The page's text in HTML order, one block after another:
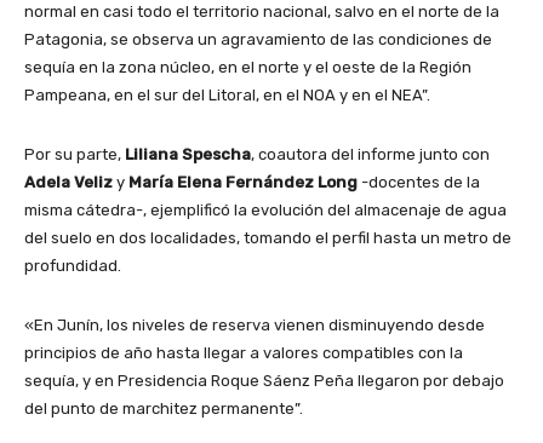
normal en casi todo el territorio nacional, salvo en el norte de la
Patagonia, se observa un agravamiento de las condiciones de
sequía en la zona núcleo, en el norte y el oeste de la Región
Pampeana, en el sur del Litoral, en el NOA y en el NEA”.
Por su parte, Liliana Spescha, coautora del informe junto con
Adela Veliz y María Elena Fernández Long -docentes de la
misma cátedra-, ejemplificó la evolución del almacenaje de agua
del suelo en dos localidades, tomando el perfil hasta un metro de
profundidad.
«En Junín, los niveles de reserva vienen disminuyendo desde
principios de año hasta llegar a valores compatibles con la
sequía, y en Presidencia Roque Sáenz Peña llegaron por debajo
del punto de marchitez permanente”.